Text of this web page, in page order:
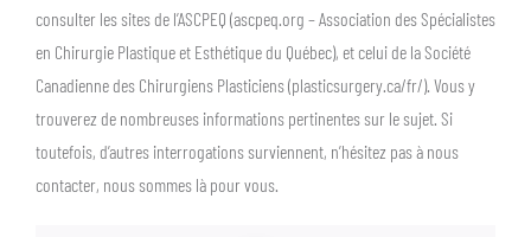
consulter les sites de l’ASCPEQ (ascpeq.org – Association des Spécialistes
en Chirurgie Plastique et Esthétique du Québec), et celui de la Société
Canadienne des Chirurgiens Plasticiens (plasticsurgery.ca/fr/). Vous y
trouverez de nombreuses informations pertinentes sur le sujet. Si
toutefois, d’autres interrogations surviennent, n’hésitez pas à nous
contacter, nous sommes là pour vous.